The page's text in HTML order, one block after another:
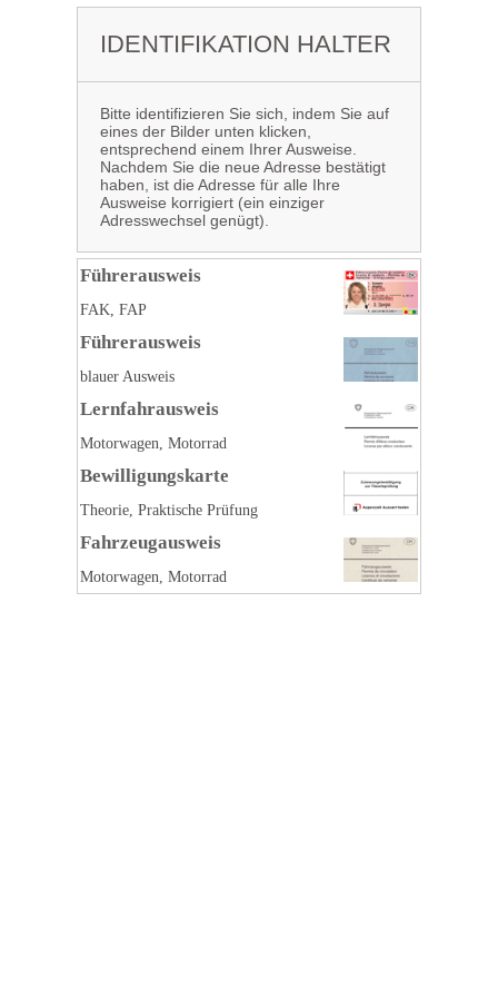
IDENTIFIKATION HALTER
Bitte identifizieren Sie sich, indem Sie auf
eines der Bilder unten klicken,
entsprechend einem Ihrer Ausweise.
Nachdem Sie die neue Adresse bestätigt
haben, ist die Adresse für alle Ihre
Ausweise korrigiert (ein einziger
Adresswechsel genügt).
Führerausweis
FAK, FAP
Führerausweis
blauer Ausweis
Lernfahrausweis
Motorwagen, Motorrad
Bewilligungskarte
Theorie, Praktische Prüfung
Fahrzeugausweis
Motorwagen, Motorrad